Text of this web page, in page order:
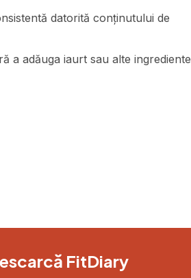
datorită conținutului de
a adăuga iaurt sau alte ingrediente
FitDiary